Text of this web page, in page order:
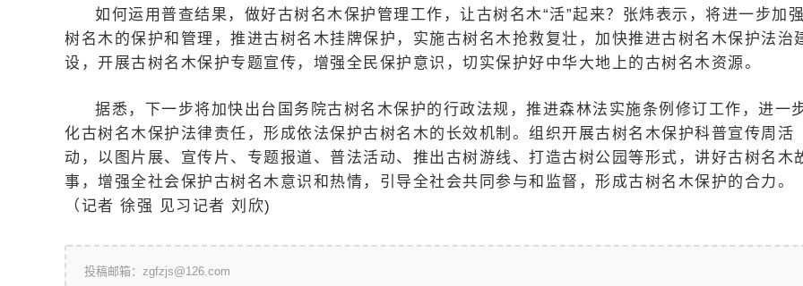
如何运用普查结果，做好古树名木保护管理工作，让古树名木“活”起来？张炜表示，将进一步加
树名木的保护和管理，推进古树名木挂牌保护，实施古树名木抢救复壮，加快推进古树名木保护法治
设，开展古树名木保护专题宣传，增强全民保护意识，切实保护好中华大地上的古树名木资源。
据悉，下一步将加快出台国务院古树名木保护的行政法规，推进森林法实施条例修订工作，进一
化古树名木保护法律责任，形成依法保护古树名木的长效机制。组织开展古树名木保护科普宣传周活
动，以图片展、宣传片、专题报道、普法活动、推出古树游线、打造古树公园等形式，讲好古树名木
事，增强全社会保护古树名木意识和热情，引导全社会共同参与和监督，形成古树名木保护的合力。
（记者 徐强 见习记者 刘欣)
投稿邮箱：zgfzjs@126.com